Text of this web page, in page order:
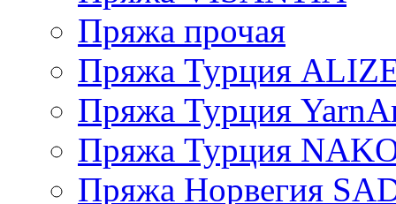
Пряжа прочая
Пряжа Турция
Пряжа Турция
Пряжа Турция
Пряжа Норвегия